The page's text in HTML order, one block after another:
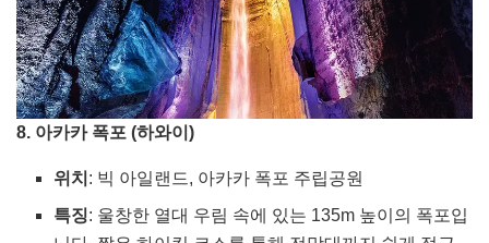
8. 아카카 폭포 (하와이)
위치 : 빅 아일랜드, 아카카 폭포 주립공원
특징: 울창한 열대 우림 속에 있는 135m 높이의 폭포입